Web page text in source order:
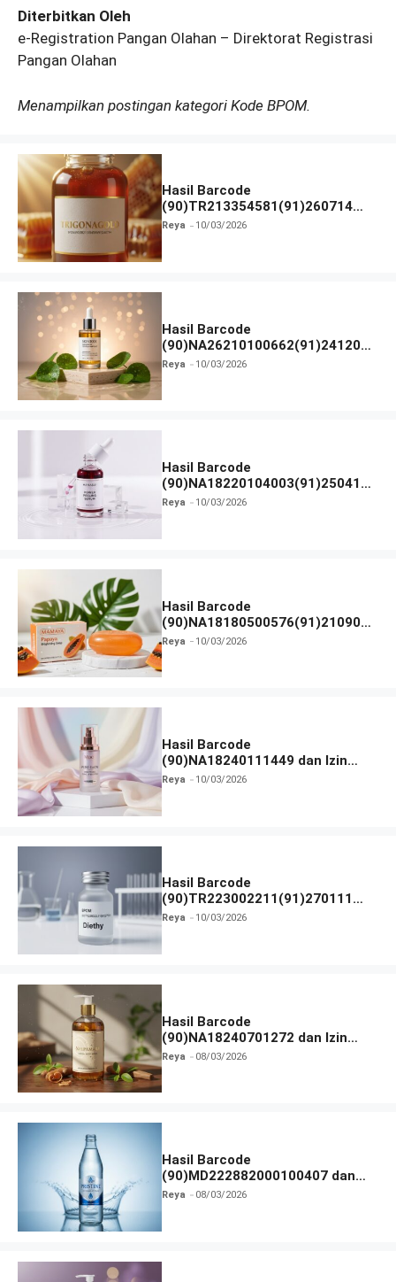
Diterbitkan Oleh
e-Registration Pangan Olahan – Direktorat Registrasi
Pangan Olahan
Menampilkan postingan kategori Kode BPOM.
Hasil Barcode
(90)TR213354581(91)260714
dan Izin BPOM
Reya 10/03/2026
Hasil Barcode
(90)NA26210100662(91)241203
dan Izin BPOM
Reya 10/03/2026
Hasil Barcode
(90)NA18220104003(91)250418
dan Izin BPOM
Reya 10/03/2026
Hasil Barcode
(90)NA18180500576(91)210906
dan Izin BPOM
Reya 10/03/2026
Hasil Barcode
(90)NA18240111449 dan Izin
BPOM
Reya 10/03/2026
Hasil Barcode
(90)TR223002211(91)270111
dan Izin BPOM
Reya 10/03/2026
Hasil Barcode
(90)NA18240701272 dan Izin
BPOM
Reya 08/03/2026
Hasil Barcode
(90)MD222882000100407 dan
Izin BPOM
Reya 08/03/2026